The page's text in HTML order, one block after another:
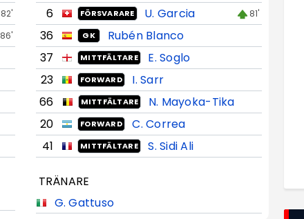
82'
86'
6 FÖRSVARARE U. Garcia 81'
36 GK
Rubén Blanco
37
MITTFÄLTARE
E. Soglo
23
FORWARD
I. Sarr
66
MITTFÄLTARE
N. Mayoka-Tika
20
FORWARD
C. Correa
41
MITTFÄLTARE S. Sidi Ali
TRÄNARE
G. Gattuso